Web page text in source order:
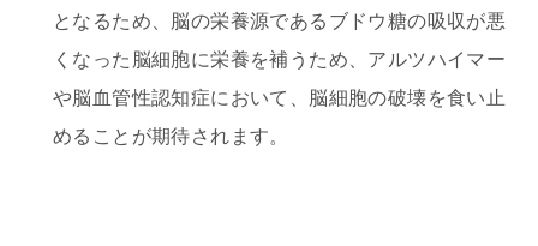
となるため、脳の栄養源であるブドウ糖の吸収が悪
くなった脳細胞に栄養を補うため、アルツハイマー
や脳血管性認知症において、脳細胞の破壊を食い止
めることが期待されます。